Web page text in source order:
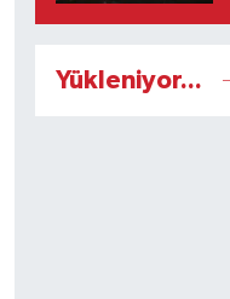
Yükleniyor...